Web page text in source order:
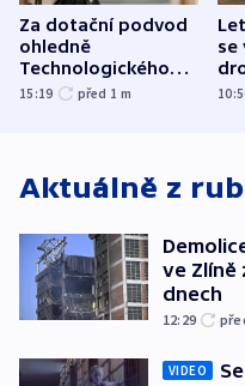
Za dotační podvod
ohledně
Technologického
parku poslal soud
15:19 před 1 m
se
Aktuálně z
ve Zlíně
dnech
12:29
VIDEO